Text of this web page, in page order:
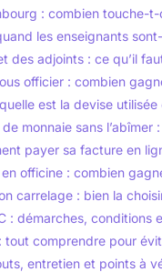
: combien touche-
les enseignants
des adjoints : ce qu’il
officier : combien
est la devise utilisée
monnaie sans
payer sa facture en
officine : combien
carrelage : bien la
: démarches, conditions
tout comprendre pour
entretien et points à